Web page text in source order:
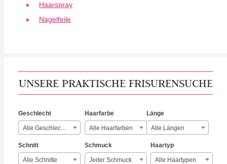
Haarspray
Nagelfeile
UNSERE PRAKTISCHE FRISURENSUCHE
Geschlecht
Alle Geschlechter
Haarfarbe
Alle Haarfarben
Länge
Alle Längen
Schnitt
Alle Schnitte
Schmuck
Jeder Schmuck
Haartyp
Alle Haartypen